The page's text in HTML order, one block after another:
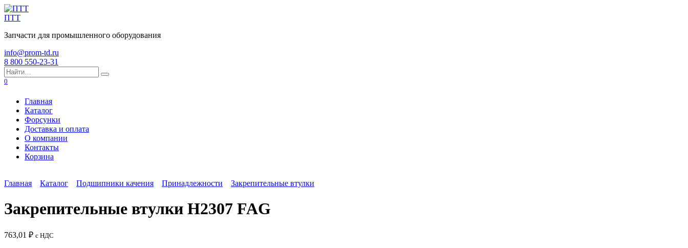
Перейти
к
ПТТ
Запчасти для промышленного оборудования
info@prom-td.ru
8 800 550-23-31
Search
for:
0
Главная
Каталог
Форсунки
Доставка и оплата
О компании
Контакты
Корзина
Главная Каталог Подшипники качения Принадлежности Закрепительные втулки
Закрепительные втулки H2307 FAG
763,01 ₽ с НДС